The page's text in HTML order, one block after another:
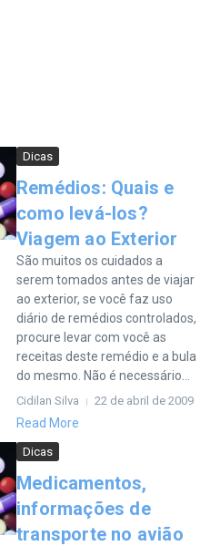
Dicas
Remédios: Quais e
como levá-los?
Viagem ao Exterior
São muitos os cuidados a
serem tomados antes de viajar
ao exterior, se você faz uso
diário de remédios controlados,
procure levar com você as
receitas deste remédio e a bula
do mesmo. Não é necessário...
Cidilan Silva 22 de abril de 2009
Read More
Dicas
Medicamentos,
informações de
transporte no avião